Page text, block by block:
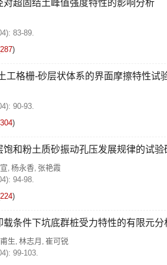
对超固结土峰值强度特性的影响分析
83-89.
287)
工格栅-砂层状体系的界面摩擦特性试
90-93.
304)
饱和粉土质砂振动孔压发展规律的试验
, 杨永香, 张艳霞
94-98.
224)
载条件下坑底群桩受力特性的有限元分
生, 林志月 , 崔可锐
99-103.